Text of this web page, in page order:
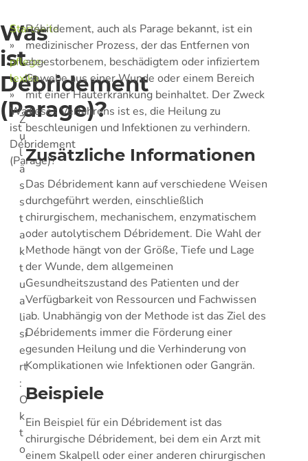
Was
ist
Débridement
(Parage)?
Startseite
»
pflege-
lexika
»
Was
ist
Débridement
(Parage)?
Z
u
l
ä
s
s
t
a
k
t
u
a
li
si
e
rt
:
O
k
t
o
Débridement, auch als Parage bekannt, ist ein
medizinischer Prozess, der das Entfernen von
abgestorbenem, beschädigtem oder infiziertem
Gewebe aus einer Wunde oder einem Bereich
mit einer Hauterkrankung beinhaltet. Der Zweck
dieses Verfahrens ist es, die Heilung zu
beschleunigen und Infektionen zu verhindern.
Zusätzliche Informationen
Das Débridement kann auf verschiedene Weisen
durchgeführt werden, einschließlich
chirurgischem, mechanischem, enzymatischem
oder autolytischem Débridement. Die Wahl der
Methode hängt von der Größe, Tiefe und Lage
der Wunde, dem allgemeinen
Gesundheitszustand des Patienten und der
Verfügbarkeit von Ressourcen und Fachwissen
ab. Unabhängig von der Methode ist das Ziel des
Débridements immer die Förderung einer
gesunden Heilung und die Verhinderung von
Komplikationen wie Infektionen oder Gangrän.
Beispiele
Ein Beispiel für ein Débridement ist das
chirurgische Débridement, bei dem ein Arzt mit
einem Skalpell oder einer anderen chirurgischen